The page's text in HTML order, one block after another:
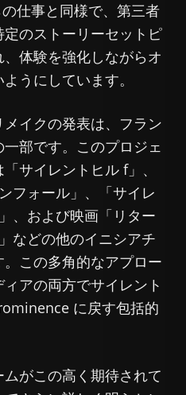
仕事と同様で、第三者
のストーリーセットピ
体験を強化しながらオ
うにしています。
メイクの発表は、フラン
部です。このプロジェ
サイレントヒル f」、
フォール」、「サイレ
、および映画「リター
などの他のイニシアチ
この多角的なアプロー
アの両方でサイレント
に戻す包括的
がこの高く期待されて